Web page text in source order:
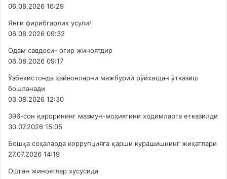
06.08.2026 16:29
Янги фирибгарлик усули!
06.08.2026 09:32
Одам савдоси- оғир жиноятдир
06.08.2026 09:17
Ўзбекистонда ҳайвонларни мажбурий рўйхатдан ўтказиш
бошланади
03.08.2026 12:30
396-сон қарорининг мазмун-моҳиятини ходимларга етказилди
30.07.2026 15:05
Бошқа соҳаларда коррупцияга қарши курашишнинг жиҳатлари
27.07.2026 14:19
Ошган жиноятлар хусусида